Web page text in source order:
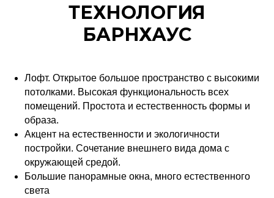
ТЕХНОЛОГИЯ
БАРНХАУС
Лофт. Открытое большое пространство с высокими
потолками. Высокая функциональность всех
помещений. Простота и естественность формы и
образа.
Акцент на естественности и экологичности
постройки. Сочетание внешнего вида дома с
окружающей средой.
Большие панорамные окна, много естественного
света